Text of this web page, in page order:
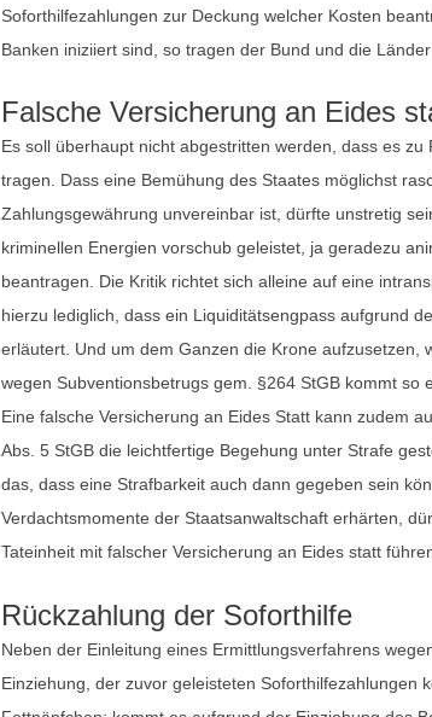
Soforthilfezahlungen zur Deckung welcher Kosten
Banken iniziiert sind, so tragen der Bund und die
Falsche Versicherung an Eides
Es soll überhaupt nicht abgestritten werden, dass es
tragen. Dass eine Bemühung des Staates möglichst
Zahlungsgewährung unvereinbar ist, dürfte unstretig
kriminellen Energien vorschub geleistet, ja geradezu
beantragen. Die Kritik richtet sich alleine auf eine
hierzu lediglich, dass ein Liquiditätsengpass aufgrund
erläutert. Und um dem Ganzen die Krone
wegen Subventionsbetrugs gem. §264 StGB kommt so
Eine falsche Versicherung an Eides Statt kann zudem
Abs. 5 StGB die leichtfertige Begehung unter Strafe
das, dass eine Strafbarkeit auch dann gegeben sein
Verdachtsmomente der Staatsanwaltschaft erhärten,
Tateinheit mit falscher Versicherung an Eides statt
Rückzahlung der Soforthilfe
Neben der Einleitung eines Ermittlungsverfahrens
Einziehung, der zuvor geleisteten Soforthilfezahlungen